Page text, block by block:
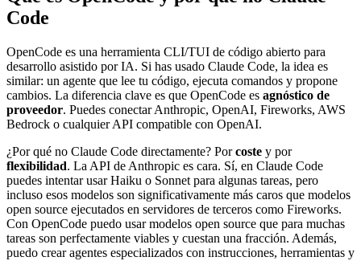
Code
OpenCode es una herramienta CLI/TUI de código abierto para
desarrollo asistido por IA. Si has usado Claude Code, la idea es
similar: un agente que lee tu código, ejecuta comandos y propone
cambios. La diferencia clave es que OpenCode es agnóstico de
proveedor. Puedes conectar Anthropic, OpenAI, Fireworks, AWS
Bedrock o cualquier API compatible con OpenAI.
¿Por qué no Claude Code directamente? Porcoste y por
flexibilidad. La API de Anthropic es cara. Sí, en Claude Code
puedes intentar usar Haiku o Sonnet para algunas tareas, pero
incluso esos modelos son significativamente más caros que modelos
open source ejecutados en servidores de terceros como Fireworks.
Con OpenCode puedo usar modelos open source que para muchas
tareas son perfectamente viables y cuestan una fracción. Además,
puedo crear agentes especializados con instrucciones, herramientas y